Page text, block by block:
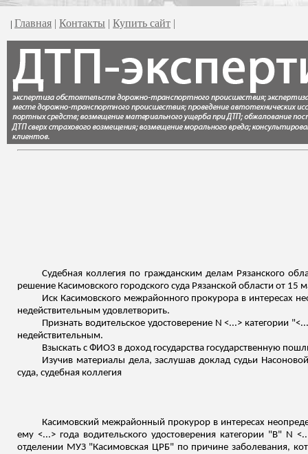
| Главная | Контакты | Купить сайт |
Судебная коллегия по гражданским делам Рязанского
решение Касимовского городского суда Рязанской области от
Иск Касимовскогомежрайонного прокурора в интересах
недействительным удовлетворить.
Признать водительское удостоверение N <...>
недействительным.
Взыскать с ФИО3 в доход государства государственную
Изучив материалы дела, заслушав доклад судьи
суда, судебная коллегия
Касимовский межрайонный прокурор в интересах
ему <...> года водительского удостоверения категории "В" N
отделении МУЗ "Касимовская ЦРБ" по причине заболевания,